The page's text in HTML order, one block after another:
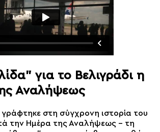
για το Βελιγράδι η
Αναλήψεως
στη σύγχρονη ιστορία του
την Ημέρα της Αναλήψεως – τη